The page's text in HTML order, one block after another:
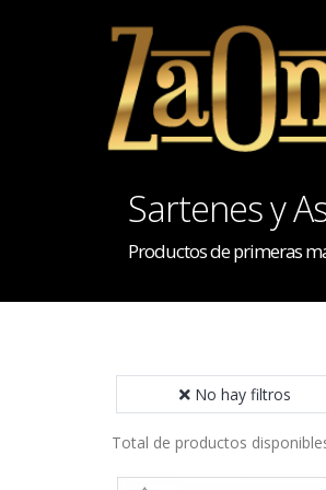
Sartenes y
Productos de primeras
No hay filtros
Total de productos